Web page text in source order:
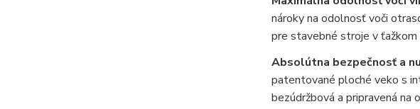
nároky na odolnosť voči
pre stavebné stroje v ťažkom
Absolútna bezpečnosť a
patentované ploché veko s
bezúdržbová a pripravená na